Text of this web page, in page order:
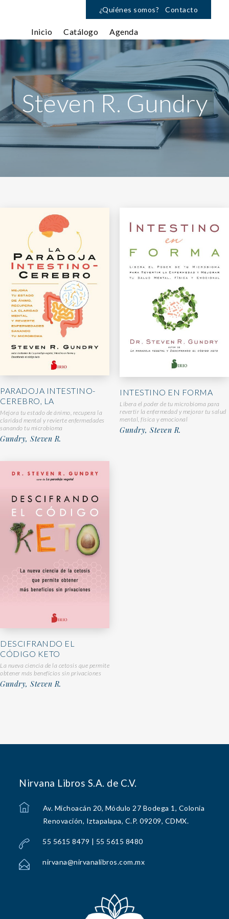
¿Quiénes somos? Contacto
Inicio Catálogo Agenda
Steven R. Gundry
PARADOJA INTESTINO-
CEREBRO, LA
Mejora tu estado de ánimo, recupera la
claridad mental y revierte enfermedades
sanando tu microbioma
Gundry, Steven R.
INTESTINO EN FORMA
Libera el poder de tu microbioma para
revertir la enfermedad y mejorar tu salud
mental, física y emocional
Gundry, Steven R.
DESCIFRANDO EL
CÓDIGO KETO
La nueva ciencia de la cetosis que permite
obtener más beneficios sin privaciones
Gundry, Steven R.
Nirvana Libros S.A. de C.V.
Av. Michoacán 20, Módulo 27 Bodega 1, Colonia
Renovación, Iztapalapa, C.P. 09209, CDMX.
55 5615 8479 | 55 5615 8480
nirvana@nirvanalibros.com.mx